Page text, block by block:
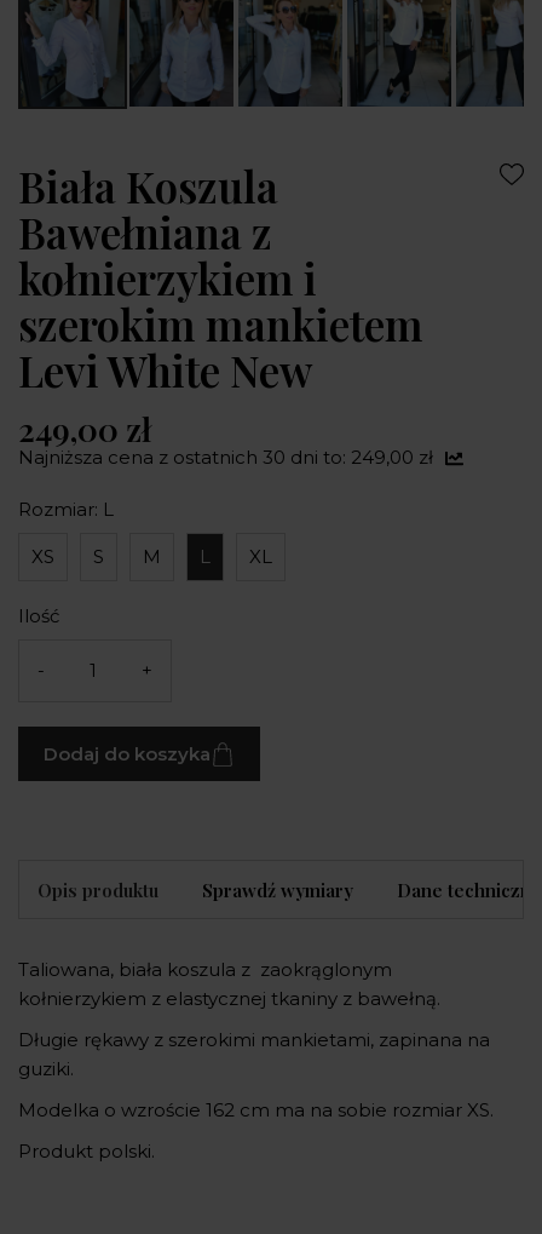
Biała Koszula
Bawełniana z
kołnierzykiem i
szerokim mankietem
Levi White New
249,00 zł
Najniższa cena z ostatnich 30 dni to: 249,00 zł
Rozmiar: L
XS S M L XL
Ilość
- +
Dodaj do koszyka
Opis produktu Sprawdź wymiary Dane techniczne
Taliowana, biała koszula z zaokrąglonym
kołnierzykiem z elastycznej tkaniny z bawełną.
Długie rękawy z szerokimi mankietami, zapinana na
guziki.
Modelka o wzroście 162 cm ma na sobie rozmiar XS.
Produkt polski.